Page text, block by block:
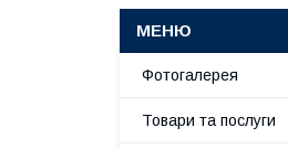
Фотогалерея
Товари та послуги